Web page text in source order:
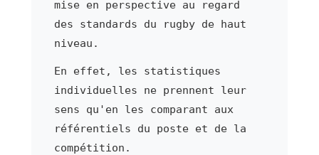
mise en perspective au regard
des standards du rugby de haut
niveau.
En effet, les statistiques
individuelles ne prennent leur
sens qu'en les comparant aux
référentiels du poste et de la
compétition.